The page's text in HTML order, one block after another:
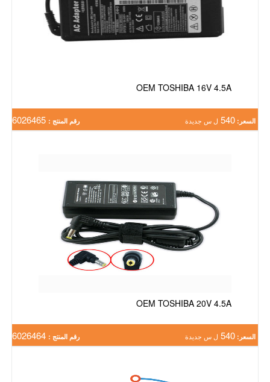
OEM TOSHIBA 16V 4.5A
السعر: 540 ل س جديدة رقم المنتج :
OEM TOSHIBA 20V 4.5A
السعر: 540 ل س جديدة رقم المنتج :